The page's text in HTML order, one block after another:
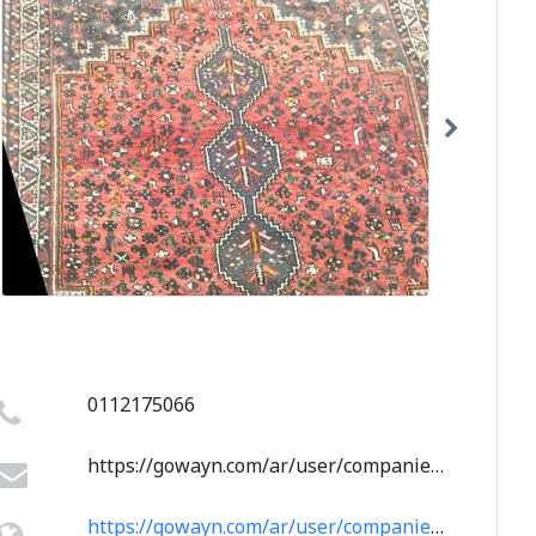
0112175066
https://gowayn.com/ar/user/companies/2723#
https://gowayn.com/ar/user/companies/2723#